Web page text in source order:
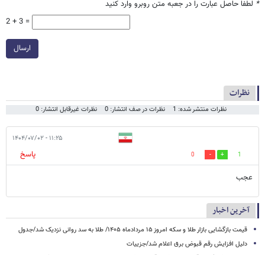
* لطفا حاصل عبارت را در جعبه متن روبرو وارد کنید
2 + 3 =
ارسال
نظرات
نظرات منتشر شده: 1 نظرات در صف انتشار: 0 نظرات غیرقابل انتشار: 0
۱۱:۲۵ - ۱۴۰۴/۰۷/۰۲
1
0
پاسخ
عجب
آخرین اخبار
قیمت بازگشایی بازار طلا و سکه امروز ۱۵ مردادماه ۱۴۰۵/ طلا به سد روانی نزدیک شد/جدول
دلیل افزایش رقم قبوض برق اعلام شد/جزییات